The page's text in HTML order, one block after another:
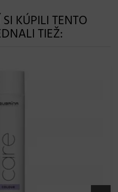
KÚPILI TENTO
TIEŽ: